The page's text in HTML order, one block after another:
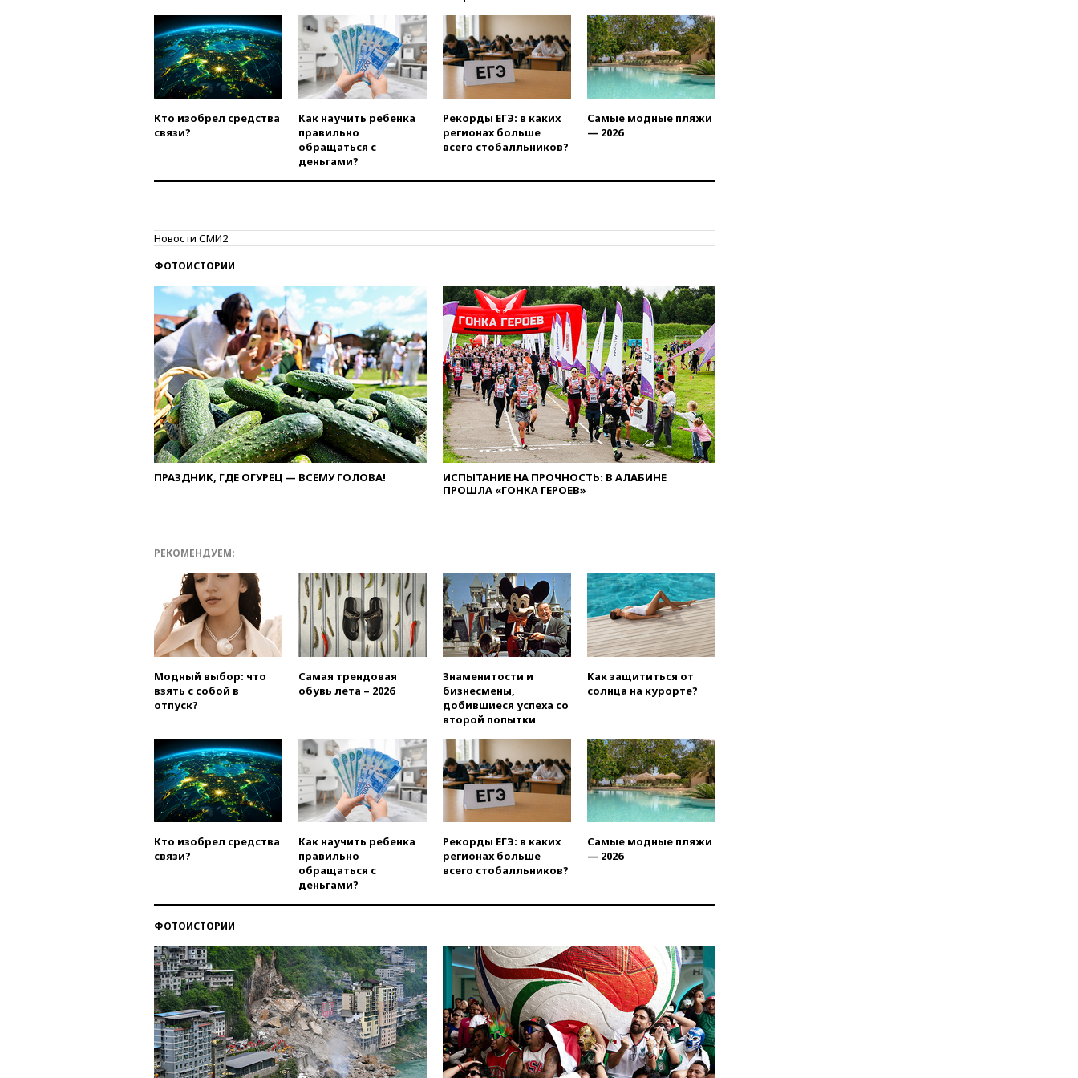
легендарной
вчера, 22:15Путин заслушал
доклад о ситуации на
добропольском направлении
вчера, 21:58Генпрокуратура
признала нежелательным в
РФ американский Human
Rights Foundation
отменяет часть рейсов в Сочи
выиграл золото чемпионата
Европы в прыжках с 10-
вчера, 21:10РФ не получала
обращений о прекращении
концессии строительства ж/д
в Армении
вчера, 21:00 В России вновь
обсуждают эксперимент по
онлайн-продаже алкоголя
вчера, 20:45 Матвиенко:
россиянам могут
рекомендовать не посещать
Армению
вчера, 20:35ПВО за день
сбила еще 281 украинский
вузы
вчера, 20:15Минтранс
предложил оплачивать
защиту дорог от БПЛА из
средств на ремонт
августа посетит Сербию с
официальным визитом
внесен законопроект об
отмене ЕГЭ
вчера, 19:50Аэропорты Сочи и
Ярославля приостановили
призвал доноров-
республиканцев поддержать
Вэнса на выборах 2028 года
вчера, 19:15Жуковский и
аэропорт Геленджика
возобновили работу
вчера, 19:00Путин уточнил
порядок присвоения воинских
званий добровольцам
вчера, 18:50Euractiv: восток
Финляндии приходит в упадок
Кто изобрел средства
связи?
Как научить ребенка
правильно
обращаться с
деньгами?
Рекорды ЕГЭ: в каких
регионах больше
всего стобалльников?
Самые модные пляжи
— 2026
Новости СМИ2
ФОТОИСТОРИИ
ПРАЗДНИК, ГДЕ ОГУРЕЦ — ВСЕМУ ГОЛОВА!
ИСПЫТАНИЕ НА ПРОЧНОСТЬ: В АЛАБИНЕ
ПРОШЛА «ГОНКА ГЕРОЕВ»
РЕКОМЕНДУЕМ:
Модный выбор: что
взять с собой в
отпуск?
Самая трендовая
обувь лета – 2026
Знаменитости и
бизнесмены,
добившиеся успеха со
второй попытки
Как защититься от
солнца на курорте?
Кто изобрел средства
связи?
Как научить ребенка
правильно
обращаться с
деньгами?
Рекорды ЕГЭ: в каких
регионах больше
всего стобалльников?
Самые модные пляжи
— 2026
ФОТОИСТОРИИ